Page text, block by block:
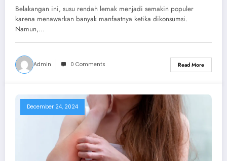
Belakangan ini, susu rendah lemak menjadi semakin populer
karena menawarkan banyak manfaatnya ketika dikonsumsi.
Namun,…
Admin 0 Comments Read More
December 24, 2024